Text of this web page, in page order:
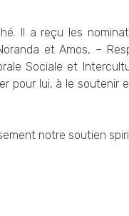
Il a reçu les
et Amos, –
Sociale et
pour lui, à le soutenir
notre soutien